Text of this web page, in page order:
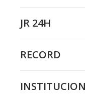
JR 24H
RECORD